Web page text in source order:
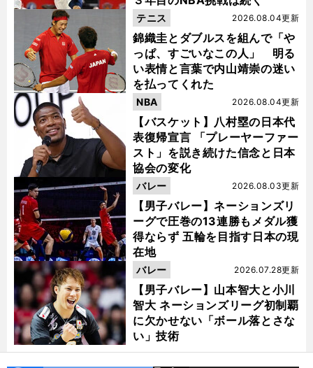
錦織圭とダブルスを組んで「や
っぱ、すごいなこの人」 明る
い表情と言葉で内山靖崇の迷い
を払ってくれた
2026.08.04更新
テニス
【バスケット】八村塁の日本代
表復帰宣言 「プレーヤーファー
スト」を説き続けた信念と日本
協会の変化
2026.08.04更新
NBA
【男子バレー】ネーションズリ
ーグで圧巻の13連勝もメダル獲
得ならず 五輪を目指す日本の現
在地
2026.08.03更新
バレー
【男子バレー】山本智大と小川
智大 ネーションズリーグ初制覇
に欠かせない「ボール落とさな
い」技術
2026.07.28更新
バレー